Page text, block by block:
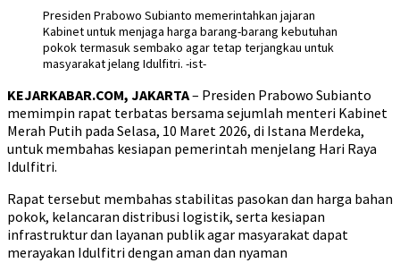
Presiden Prabowo Subianto memerintahkan jajaran
Kabinet untuk menjaga harga barang-barang kebutuhan
pokok termasuk sembako agar tetap terjangkau untuk
masyarakat jelang Idulfitri. -ist-
KEJARKABAR.COM, JAKARTA– Presiden Prabowo Subianto
memimpin rapat terbatas bersama sejumlah menteri Kabinet
Merah Putih pada Selasa, 10 Maret 2026, di Istana Merdeka,
untuk membahas kesiapan pemerintah menjelang Hari Raya
Idulfitri.
Rapat tersebut membahas stabilitas pasokan dan harga bahan
pokok, kelancaran distribusi logistik, serta kesiapan
infrastruktur dan layanan publik agar masyarakat dapat
merayakan Idulfitri dengan aman dan nyaman